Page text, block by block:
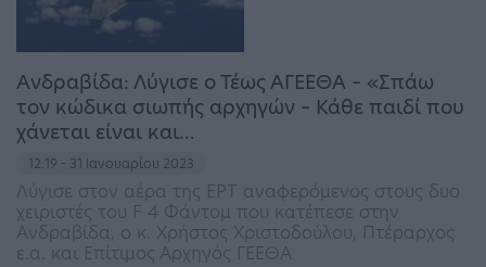
Ανδραβίδα: Λύγισε ο Τέως ΑΓΕΕΘΑ – «Σπάω
τον κώδικα σιωπής αρχηγών – Κάθε παιδί που
χάνεται είναι και…
12:19 - 31 Ιανουαρίου 2023
Λύγισε στον αέρα της ΕΡΤ αναφερόμενος στους δυο
χειριστές του F 4 Φάντομ που κατέπεσε στην
Ανδραβίδα, ο κ. Χρήστος Χριστοδούλου, Πτέραρχος
ε.α. και Επίτιμος Αρχηγός ΓΕΕΘΑ